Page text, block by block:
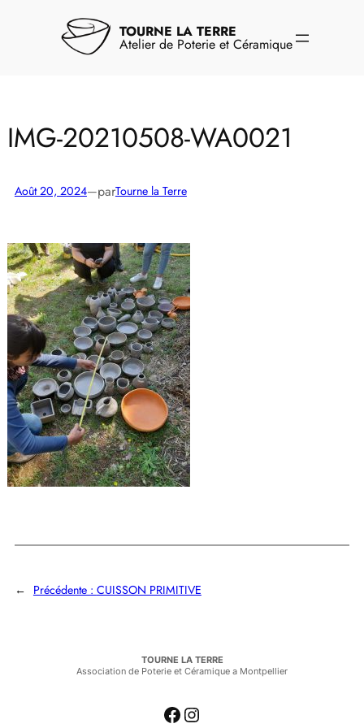
TOURNE LA TERRE
Atelier de Poterie et Céramique
IMG-20210508-WA0021
Août 20, 2024—parTourne la Terre
← Précédente : CUISSON PRIMITIVE
TOURNE LA TERRE
Association de Poterie et Céramique a Montpellier
Facebook Instagram